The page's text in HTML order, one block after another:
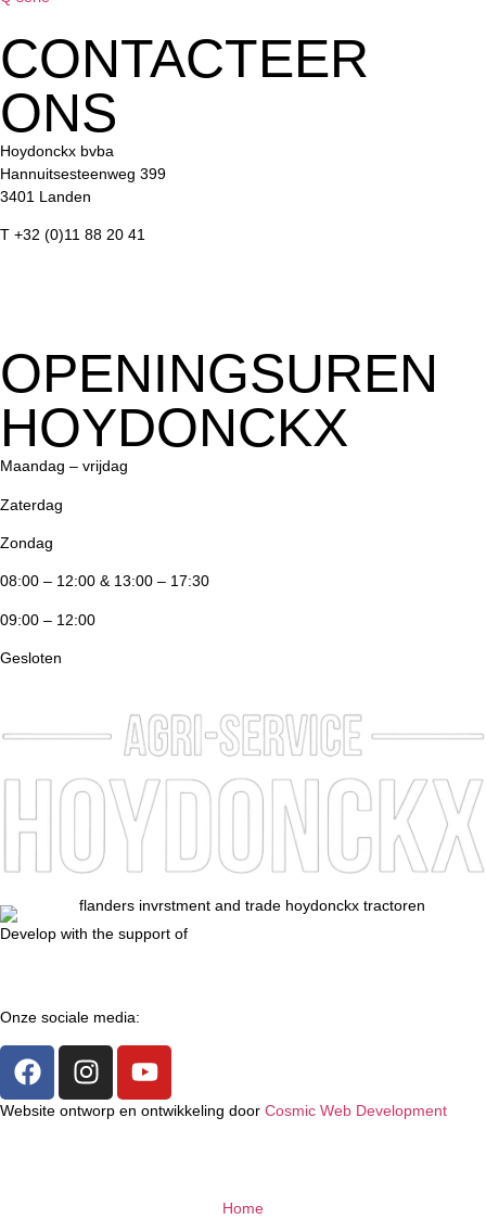
CONTACTEER
ONS
Hoydonckx bvba
Hannuitsesteenweg 399
3401 Landen
T +32 (0)11 88 20 41
OPENINGSUREN
HOYDONCKX
Maandag – vrijdag
Zaterdag
Zondag
08:00 – 12:00 & 13:00 – 17:30
09:00 – 12:00
Gesloten
Develop with the support of
Onze sociale media:
Website ontworp en ontwikkeling door Cosmic Web Development
Home